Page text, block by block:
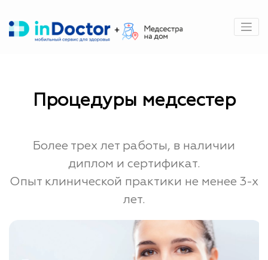
содержимому
Процедуры медсестер
Более трех лет работы, в наличии
диплом и сертификат.
Опыт клинической практики не менее 3-х
лет.